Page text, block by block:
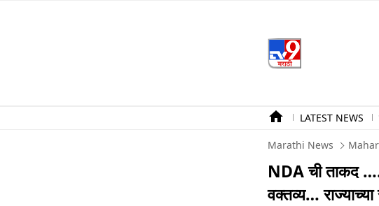
LATEST NEWS
Marathi News
NDA ची ताकद
वक्तव्य…